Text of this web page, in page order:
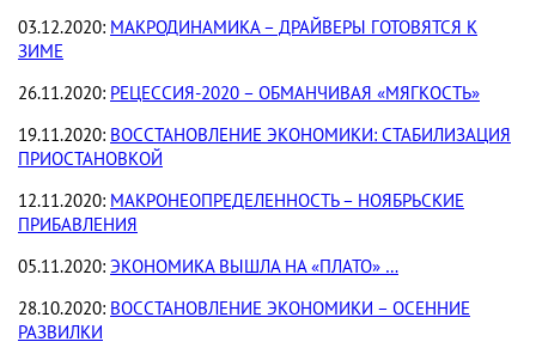
03.12.2020: МАКРОДИНАМИКА – ДРАЙВЕРЫ ГОТОВЯТСЯ К
ЗИМЕ
26.11.2020: РЕЦЕССИЯ-2020 – ОБМАНЧИВАЯ «МЯГКОСТЬ»
19.11.2020: ВОССТАНОВЛЕНИЕ ЭКОНОМИКИ: СТАБИЛИЗАЦИЯ
ПРИОСТАНОВКОЙ
12.11.2020: МАКРОНЕОПРЕДЕЛЕННОСТЬ – НОЯБРЬСКИЕ
ПРИБАВЛЕНИЯ
05.11.2020: ЭКОНОМИКА ВЫШЛА НА «ПЛАТО» …
28.10.2020: ВОССТАНОВЛЕНИЕ ЭКОНОМИКИ – ОСЕННИЕ
РАЗВИЛКИ